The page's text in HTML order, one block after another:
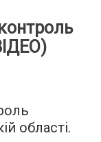
області.